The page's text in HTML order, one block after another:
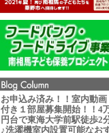
お申込み済み！！室内動画
付き１部屋募集開始！！4
円台で東海大学前駅徒歩2
♪洗濯機室内設置可能なお